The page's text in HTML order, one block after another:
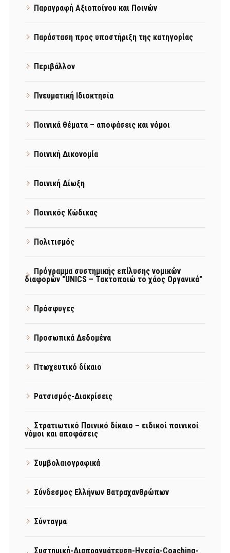
Παραγραφή Αξιοποίνου και Ποινών
Παράσταση προς υποστήριξη της κατηγορίας
Περιβάλλον
Πνευματική Ιδιοκτησία
Ποινικά θέματα – αποφάσεις και νόμοι
Ποινική Δικονομία
Ποινική Δίωξη
Ποινικός Κώδικας
Πολιτισμός
Πρόγραμμα συστημικής επίλυσης νομικών
διαφορών "UNICS – Τακτοποιώ το χάος Οργανικά"
Πρόσφυγες
Προσωπικά Δεδομένα
Πτωχευτικό δίκαιο
Ρατσισμός-Διακρίσεις
Στρατιωτικό Ποινικό δίκαιο – ειδικοί ποινικοί
νόμοι και αποφάσεις
Συμβολαιογραφικά
Σύνδεσμος Ελλήνων Βατραχανθρώπων
Σύνταγμα
Συστημική-Διαπραγμάτευση-Ηγεσία-Coaching-